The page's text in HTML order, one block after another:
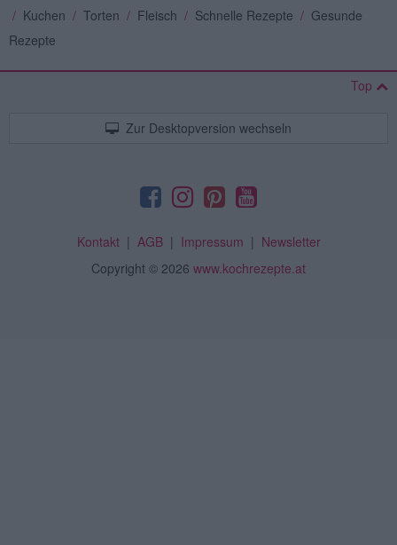
/ Kuchen / Torten / Fleisch / Schnelle Rezepte / Gesunde
Rezepte
Top
Zur Desktopversion wechseln
Kontakt| AGB| Impressum | Newsletter
Copyright © 2026 www.kochrezepte.at